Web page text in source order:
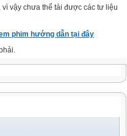
vậy chưa thể tải được các tư liệu
phim hướng dẫn tại đây